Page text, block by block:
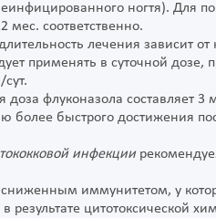
ногтя). Для
мес. соответственно.
лечения зависит от
применять в суточной
флуконазола составляет 3
более быстрого достижения
инфекции
сниженным иммунитетом, у
цитотоксической